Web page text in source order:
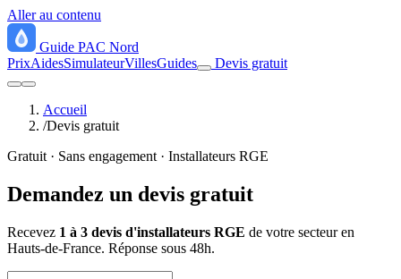
Aller au contenu
Guide PAC Nord
PrixAidesSimulateurVillesGuides Devis gratuit
Accueil
/Devis gratuit
Gratuit · Sans engagement · Installateurs RGE
Demandez un devis gratuit
Recevez 1 à 3 devis d'installateurs RGE de votre secteur en
Hauts-de-France. Réponse sous 48h.